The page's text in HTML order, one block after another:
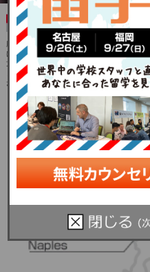
陽気な人々と芸術・ファ
会える国
歴史的アートのような芸術の国、イタリアへ
けてみませんか？美味しいイタリア料理を日
方々との生活習慣の違いや、価値観・姿勢な
まれます。また、ホームステイ+イタリア料
ただけます。